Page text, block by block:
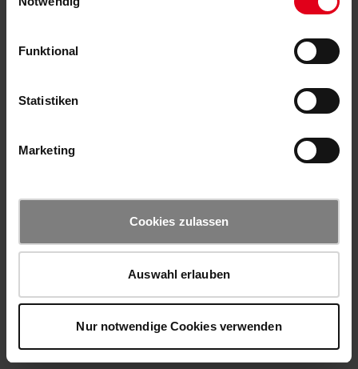
Funktional
Statistiken
Marketing
Cookies zulassen
Auswahl erlauben
Nur notwendige Cookies verwenden